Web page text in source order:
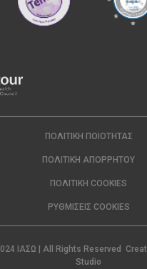
ΠΟΛΙΤΙΚΉ ΠΟΙΌΤΗΤΑΣ
ΠΟΛΙΤΙΚΉ ΑΠΟΡΡΉΤΟΥ
ΠΟΛΙΤΙΚΉ COOKIES
ΡΥΘΜΊΣΕΙΣ COOKIES
ΙΑΣΩ | All Rights Reserved
Studio